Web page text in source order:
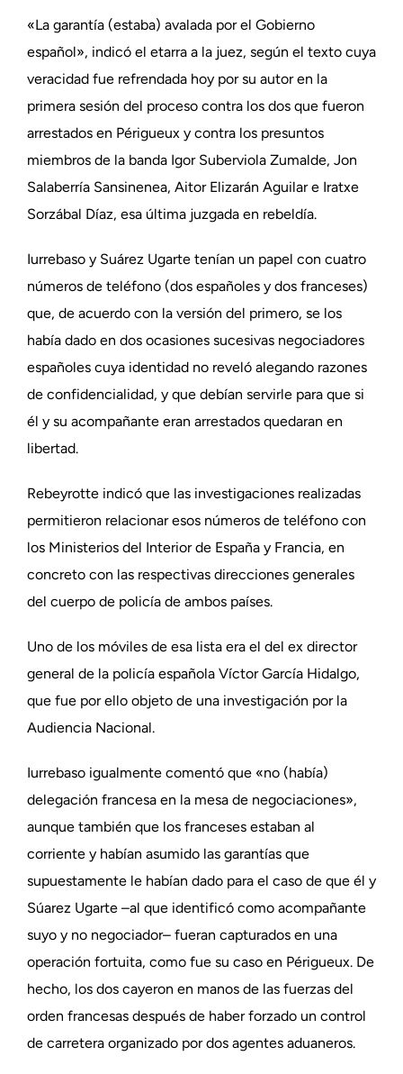
«La garantía (estaba) avalada por el Gobierno
español», indicó el etarra a la juez, según el texto cuya
veracidad fue refrendada hoy por su autor en la
primera sesión del proceso contra los dos que fueron
arrestados en Périgueux y contra los presuntos
miembros de la banda Igor Suberviola Zumalde, Jon
Salaberría Sansinenea, Aitor Elizarán Aguilar e Iratxe
Sorzábal Díaz, esa última juzgada en rebeldía.
Iurrebaso y Suárez Ugarte tenían un papel con cuatro
números de teléfono (dos españoles y dos franceses)
que, de acuerdo con la versión del primero, se los
había dado en dos ocasiones sucesivas negociadores
españoles cuya identidad no reveló alegando razones
de confidencialidad, y que debían servirle para que si
él y su acompañante eran arrestados quedaran en
libertad.
Rebeyrotte indicó que las investigaciones realizadas
permitieron relacionar esos números de teléfono con
los Ministerios del Interior de España y Francia, en
concreto con las respectivas direcciones generales
del cuerpo de policía de ambos países.
Uno de los móviles de esa lista era el del ex director
general de la policía española Víctor García Hidalgo,
que fue por ello objeto de una investigación por la
Audiencia Nacional.
Iurrebaso igualmente comentó que «no (había)
delegación francesa en la mesa de negociaciones»,
aunque también que los franceses estaban al
corriente y habían asumido las garantías que
supuestamente le habían dado para el caso de que él y
Súarez Ugarte –al que identificó como acompañante
suyo y no negociador– fueran capturados en una
operación fortuita, como fue su caso en Périgueux. De
hecho, los dos cayeron en manos de las fuerzas del
orden francesas después de haber forzado un control
de carretera organizado por dos agentes aduaneros.